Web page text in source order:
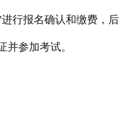
行报名确认和缴费，后
并参加考试。